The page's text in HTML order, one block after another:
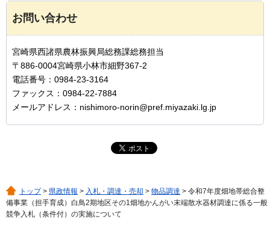
お問い合わせ
宮崎県西諸県農林振興局総務課総務担当
〒886-0004宮崎県小林市細野367-2
電話番号：0984-23-3164
ファックス：0984-22-7884
メールアドレス：nishimoro-norin@pref.miyazaki.lg.jp
トップ> 県政情報 > 入札・調達・売却 > 物品調達 > 令和7年度畑地帯総合整
備事業（担手育成）白鳥2期地区その1畑地かんがい末端散水器材調達に係る一般
競争入札（条件付）の実施について